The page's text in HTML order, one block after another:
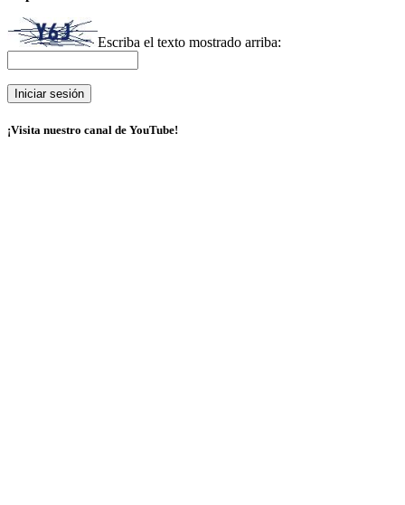
Escriba el texto mostrado arriba:
¡Visita nuestro canal de YouTube!